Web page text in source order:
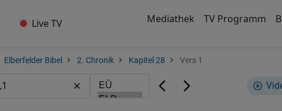
Live TV Mediathek TV Programm
Elberfelder Bibel 2. Chronik Kapitel 28 Vers 1